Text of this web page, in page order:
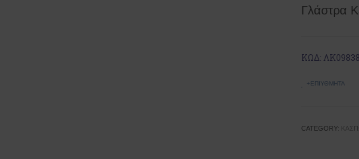
Γλάστρα
ΚΩΔ:
+ΕΠΙΥΘΜΗΤΆ
CATEGORY: